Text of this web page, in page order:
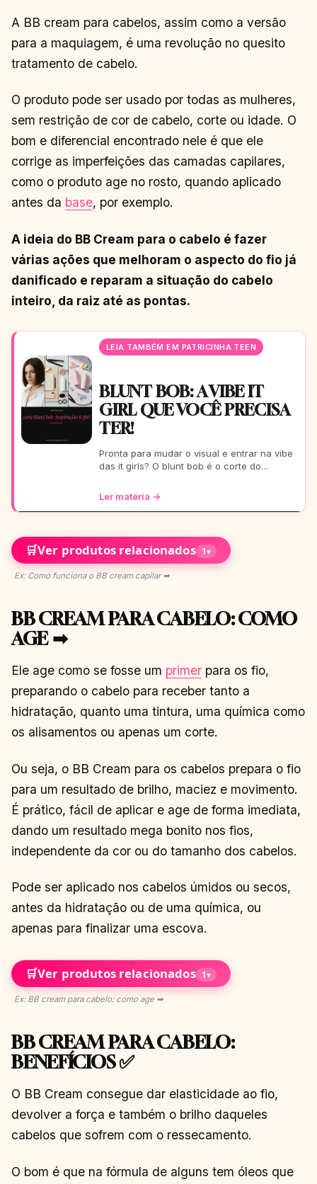
A BB cream para cabelos, assim como a versão
para a maquiagem, é uma revolução no quesito
tratamento de cabelo.
O produto pode ser usado por todas as mulheres,
sem restrição de cor de cabelo, corte ou idade. O
bom e diferencial encontrado nele é que ele
corrige as imperfeições das camadas capilares,
como o produto age no rosto, quando aplicado
antes da base, por exemplo.
A ideia do BB Cream para o cabelo é fazer
várias ações que melhoram o aspecto do fio já
danificado e reparam a situação do cabelo
inteiro, da raiz até as pontas.
LEIA TAMBÉM EM PATRICINHA TEEN
BLUNT BOB: A VIBE IT
GIRL QUE VOCÊ PRECISA
TER!
Pronta para mudar o visual e entrar na vibe
das it girls? O blunt bob é o corte do
Vem ver como ele
Ler matéria →
🛒Ver produtos relacionados 1▾
Ex: Como funciona o BB cream capilar ➡
BB CREAM PARA CABELO: COMO
AGE ➡
Ele age como se fosse um primer para os fio,
preparando o cabelo para receber tanto a
hidratação, quanto uma tintura, uma química como
os alisamentos ou apenas um corte.
Ou seja, o BB Cream para os cabelos prepara o fio
para um resultado de brilho, maciez e movimento.
É prático, fácil de aplicar e age de forma imediata,
dando um resultado mega bonito nos fios,
independente da cor ou do tamanho dos cabelos.
Pode ser aplicado nos cabelos úmidos ou secos,
antes da hidratação ou de uma química, ou
apenas para finalizar uma escova.
🛒Ver produtos relacionados 1▾
Ex: BB cream para cabelo: como age ➡
BB CREAM PARA CABELO:
BENEFÍCIOS ✅
O BB Cream consegue dar elasticidade ao fio,
devolver a força e também o brilho daqueles
cabelos que sofrem com o ressecamento.
O bom é que na fórmula de alguns tem óleos que